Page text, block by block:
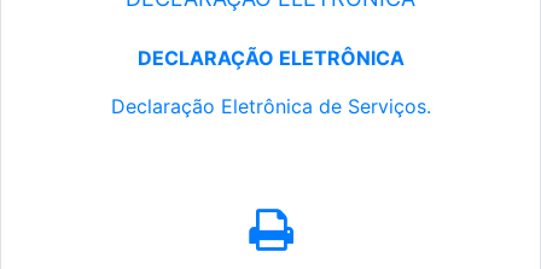
DECLARAÇÃO ELETRÔNICA
Declaração Eletrônica de Serviços.